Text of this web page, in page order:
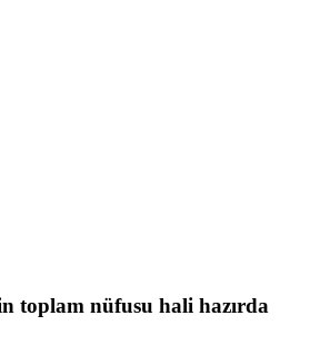
toplam nüfusu hali hazırda